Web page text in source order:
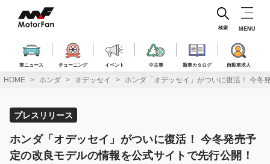
ス
車ニュース チューニング イベント 中古車 新車カタログ 自動車求人
検索 MENU
HOME ホンダ オデッセイ ホンダ「オデッセイ」がついに復活！ 今冬
プレスリリース
ホンダ「オデッセイ」がついに復活！ 今冬発売予
定の改良モデルの情報を公式サイトで先行公開！